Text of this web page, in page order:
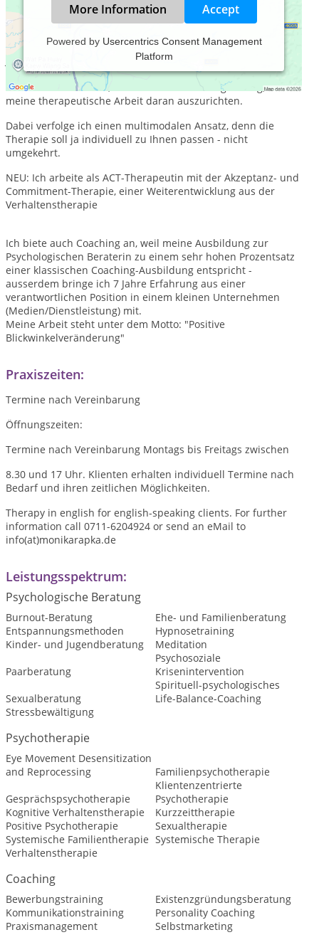
More Information Accept
Powered by Usercentrics Consent Management
Platform
Jahrgang 66, lebe mit Familie in Stuttgart.
Ich beschäftige mich seit über 20 Jahren intensiv mit dem
Thema "Achtsamkeit", deshalb war es nur folgerichtig, auch
meine therapeutische Arbeit daran auszurichten.
Dabei verfolge ich einen multimodalen Ansatz, denn die
Therapie soll ja individuell zu Ihnen passen - nicht
umgekehrt.
NEU: Ich arbeite als ACT-Therapeutin mit der Akzeptanz- und
Commitment-Therapie, einer Weiterentwicklung aus der
Verhaltenstherapie
Ich biete auch Coaching an, weil meine Ausbildung zur
Psychologischen Beraterin zu einem sehr hohen Prozentsatz
einer klassischen Coaching-Ausbildung entspricht -
ausserdem bringe ich 7 Jahre Erfahrung aus einer
verantwortlichen Position in einem kleinen Unternehmen
(Medien/Dienstleistung) mit.
Meine Arbeit steht unter dem Motto: "Positive
Blickwinkelveränderung"
Praxiszeiten:
Termine nach Vereinbarung
Öffnungszeiten:
Termine nach Vereinbarung Montags bis Freitags zwischen
8.30 und 17 Uhr. Klienten erhalten individuell Termine nach
Bedarf und ihren zeitlichen Möglichkeiten.
Therapy in english for english-speaking clients. For further
information call 0711-6204924 or send an eMail to
info(at)monikarapka.de
Leistungsspektrum:
Psychologische Beratung
Burnout-Beratung
Ehe- und Familienberatung
Entspannungsmethoden
Hypnosetraining
Kinder- und Jugendberatung
Meditation
Paarberatung
Psychosoziale
Krisenintervention
Sexualberatung
Spirituell-psychologisches
Life-Balance-Coaching
Stressbewältigung
Psychotherapie
Eye Movement Desensitization
and Reprocessing
Familienpsychotherapie
Gesprächspsychotherapie
Klientenzentrierte
Psychotherapie
Kognitive Verhaltenstherapie
Kurzzeittherapie
Positive Psychotherapie
Sexualtherapie
Systemische Familientherapie Systemische Therapie
Verhaltenstherapie
Coaching
Bewerbungstraining
Existenzgründungsberatung
Kommunikationstraining
Personality Coaching
Praxismanagement
Selbstmarketing